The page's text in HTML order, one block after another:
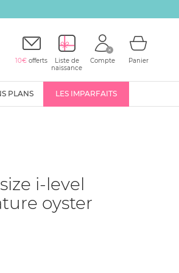
10€ offerts
Liste de
naissance
Compte Panier
PLANS LES IMPARFAITS
i-level
oyster